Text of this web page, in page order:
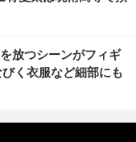
放つシーンがフィギ
く衣服など細部にも